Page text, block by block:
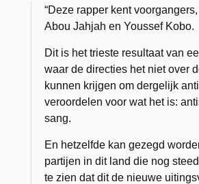
“Deze rapper kent
Abou Jahjah en Youssef Kobo.
Dit is het trieste resultaat van
waar de directies het niet over
kunnen krijgen om dergelijk
veroordelen voor wat het is:
sang.
En hetzelfde kan gezegd
partijen in dit land die nog
te zien dat dit de nieuwe